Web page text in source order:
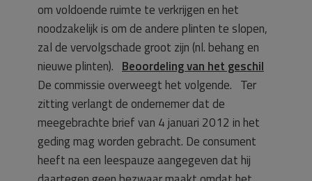
om voldoende ruimte te verkrijgen en het
noodzakelijk is om de andere plinten te slopen,
zal de vervolgschade groot zijn (nl. behang en
nieuwe plinten). Beoordeling van het geschil
De commissie overweegt het volgende. Ter
zitting verlangt de ondernemer dat de
meegebrachte brief van 4 januari 2012 in het
geding mag worden gebracht. De consument
heeft na een leespauze aangegeven dat hij